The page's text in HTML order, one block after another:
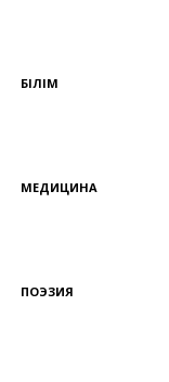
БІЛІМ
МЕДИЦИНА
ПОЭЗИЯ